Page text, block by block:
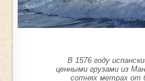
В 1576 году
ценными грузами из
сотнях метрах от